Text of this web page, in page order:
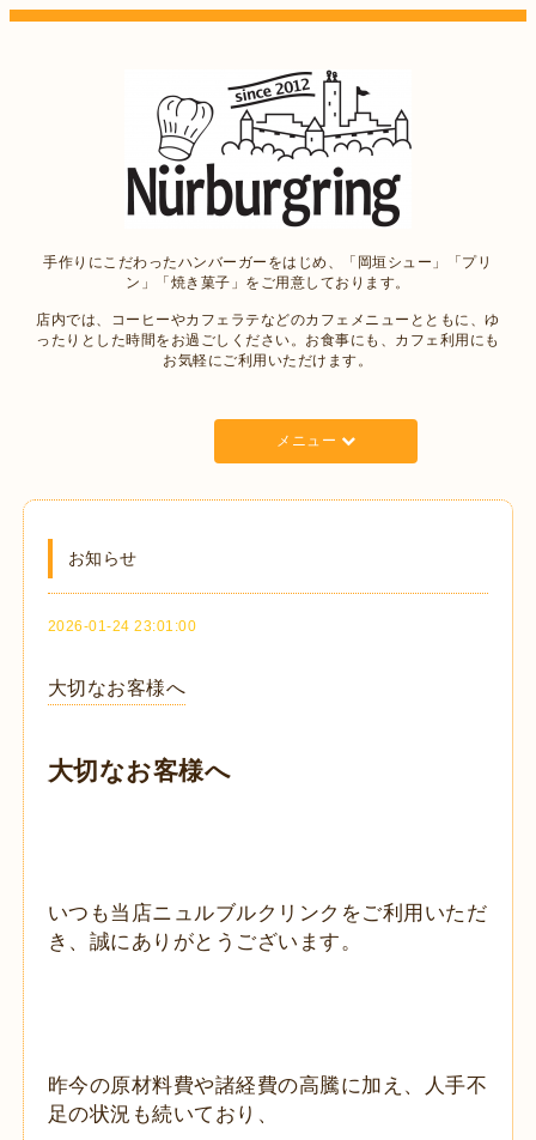
手作りにこだわったハンバーガーをはじめ、「岡垣シュー」「プリ
ン」「焼き菓子」をご用意しております。
店内では、コーヒーやカフェラテなどのカフェメニューとともに、ゆ
ったりとした時間をお過ごしください。お食事にも、カフェ利用にも
お気軽にご利用いただけます。
メニュー
お知らせ
2026-01-24 23:01:00
大切なお客様へ
大切なお客様へ
いつも当店ニュルブルクリンクをご利用いただ
き、誠にありがとう ございます。
昨今の原材料費や諸経費の高騰に加え、人手不
足の状況も続いており、